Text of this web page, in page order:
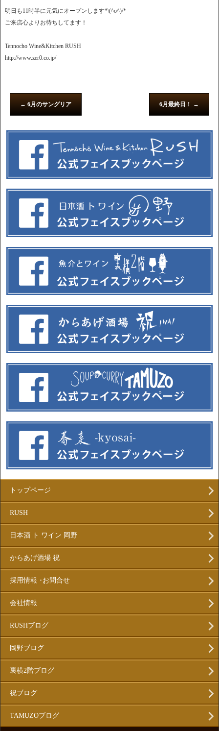
明日も11時半に元気にオープンします*\(^o^)/*
ご来店心よりお待ちしてます！
Tennocho Wine&Kitchen RUSH
http://www.zer0.co.jp/
← 6月のサングリア 6月最終日！ →
トップページ
RUSH
日本酒 ト ワイン 岡野
からあげ酒場 祝
採用情報 ･お問合せ
会社情報
RUSHブログ
岡野ブログ
裏横2階ブログ
祝ブログ
TAMUZOブログ